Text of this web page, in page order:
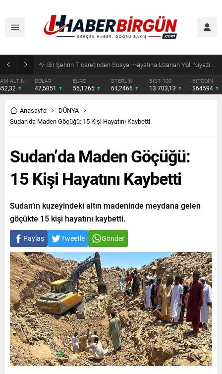
SRV Padel Court, 24 Ülkeye İhracat Yapan Türkiye’nin Padel Kortu Üretim Gücü
DOLAR
47,5851
EURO
55,1265
STERLİN
64,2466
BIST 100
13.703,13
BITCOIN
$64594
Anasayfa
DÜNYA
Sudan’da Maden Göçüğü: 15 Kişi Hayatını Kaybetti
Sudan’da Maden Göçüğü:
15 Kişi Hayatını Kaybetti
Sudan’ın kuzeyindeki altın madeninde meydana gelen
göçükte 15 kişi hayatını kaybetti.
Paylaş Tweetle Gönder